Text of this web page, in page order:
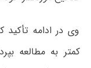
وی در ادامه تأکید
کمتر به مطالعه